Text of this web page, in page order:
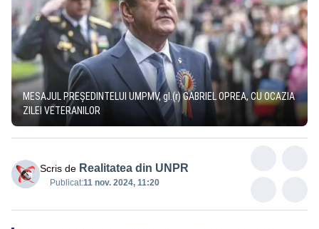
MESAJUL PREȘEDINTELUI UMPMV, gl.(r) GABRIEL OPREA, CU OCAZIA
ZILEI VETERANILOR
Scris de Realitatea din UNPR
Publicat:11 nov. 2024, 11:20